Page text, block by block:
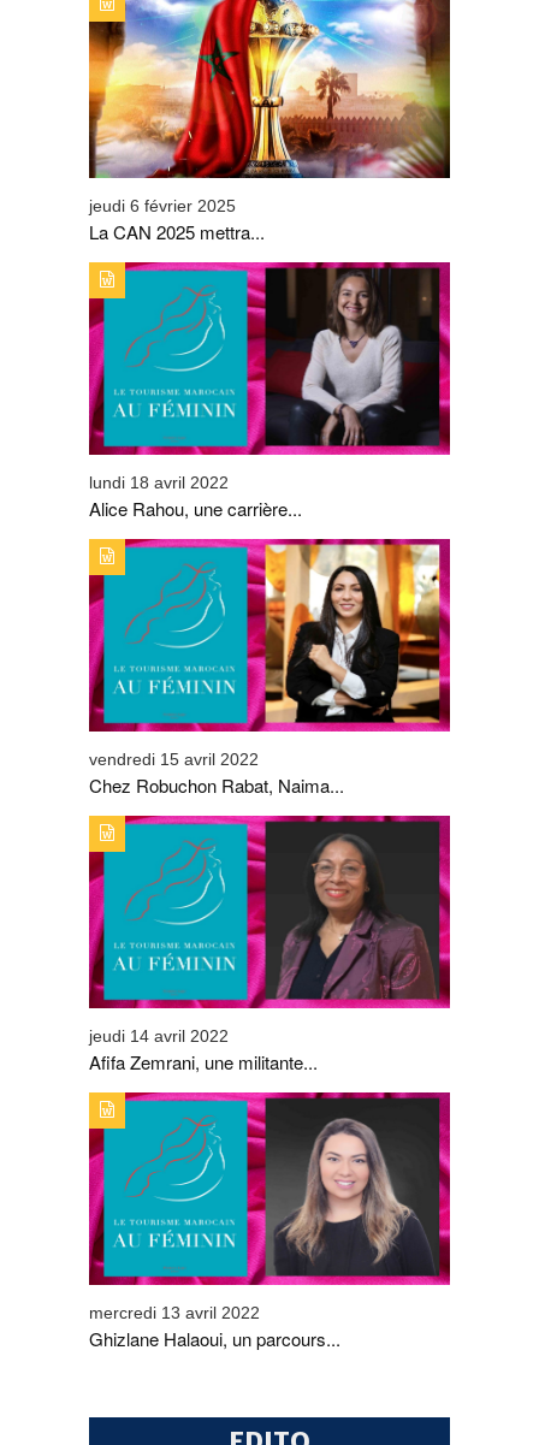
CAN 2025 METTRA SUR ORBITE LA DESTINATION
TOURISTIQUE MAROC
jeudi 6 février 2025
La CAN 2025 mettra...
TYPE DE PUBLICATION : ALERTES_INFOSTITRE : ALICE
RAHOU, UNE CARRIÈRE EN CRESCENDO.
lundi 18 avril 2022
Alice Rahou, une carrière...
TYPE DE PUBLICATION : ALERTES_INFOSTITRE : CHEZ
ROBUCHON RABAT, NAIMA EL FASY SE DISTINGUE
vendredi 15 avril 2022
Chez Robuchon Rabat, Naima...
TYPE DE PUBLICATION : ALERTES_INFOSTITRE : AFIFA
ZEMRANI, UNE MILITANTE PASSIONNÉE
jeudi 14 avril 2022
Afifa Zemrani, une militante...
TYPE DE PUBLICATION : ALERTES_INFOSTITRE :
GHIZLANE HALAOUI, UN PARCOURS SANS FAUTE
mercredi 13 avril 2022
Ghizlane Halaoui, un parcours...